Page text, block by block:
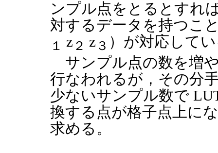
ンプル点をとるとすれ
対するデータを持つこ
１ z ２ z ３ ）が対応して
サンプル点の数を増
行なわれるが，その分
少ないサンプル数で
換する点が格子点上に
求める。